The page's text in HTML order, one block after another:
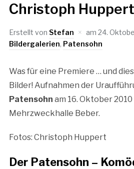
Christoph
Erstellt von Stefan am 24.
Bildergalerien, Patensohn
Was für eine Premiere … und
Bilder! Aufnahmen der
Patensohn am 16. Oktober
Mehrzweckhalle Beber.
Fotos: Christoph Huppert
Der Patensohn –